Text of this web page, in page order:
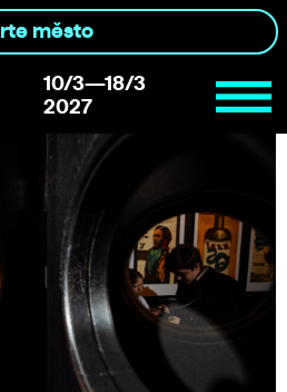
10/3—18/3
2027